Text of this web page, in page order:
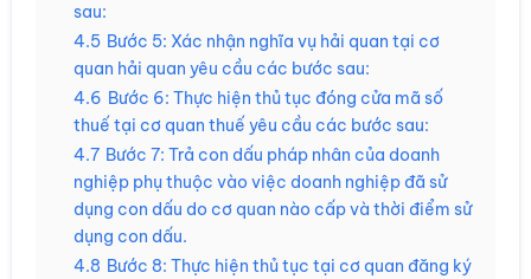
sau:
4.5 Bước 5: Xác nhận nghĩa vụ hải quan tại cơ
quan hải quan yêu cầu các bước sau:
4.6 Bước 6: Thực hiện thủ tục đóng cửa mã số
thuế tại cơ quan thuế yêu cầu các bước sau:
4.7 Bước 7: Trả con dấu pháp nhân của doanh
nghiệp phụ thuộc vào việc doanh nghiệp đã sử
dụng con dấu do cơ quan nào cấp và thời điểm sử
dụng con dấu.
4.8 Bước 8: Thực hiện thủ tục tại cơ quan đăng ký